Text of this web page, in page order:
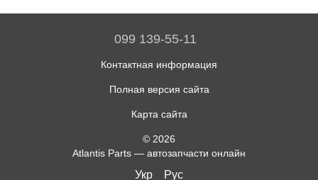
099 139-55-11
Контактная информация
Полная версия сайта
Карта сайта
© 2026
Atlantis Parts — автозапчасти онлайн
Укр Рус